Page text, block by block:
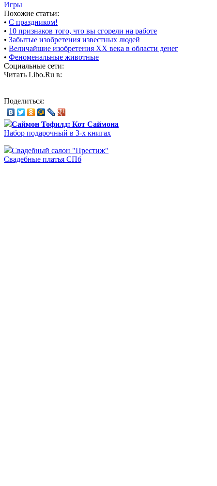
Игры
Похожие статьи:
• С праздником!
• 10 признаков того, что вы сгорели на работе
• Забытые изобретения известных людей
• Величайшие изобретения XX века в области денег
• Феноменальные животные
Социальные сети:
Читать Libo.Ru в:
Поделиться:
Саймон Тофилд: Кот Саймона
Набор подарочный в 3-х книгах
Свадебный салон "Престиж"
Свадебные платья СПб